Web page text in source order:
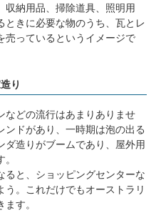
収納用品、掃除道具、照明用
ときに必要な物のうち、瓦とレ
売っているというイメージで
り
などの流行はあまりありませ
ンドがあり、一時期は泡の出る
ダ造りがブームであり、屋外用
ると、ショッピングセンターな
。これだけでもオーストラリ
す。